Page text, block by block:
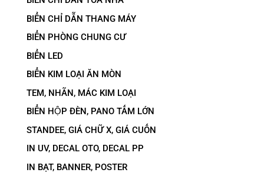
BIỂN CHỈ DẪN THANG MÁY
BIỂN PHÒNG CHUNG CƯ
BIỂN LED
BIỂN KIM LOẠI ĂN MÒN
TEM, NHÃN, MÁC KIM LOẠI
BIỂN HỘP ĐÈN, PANO TẤM LỚN
STANDEE, GIÁ CHỮ X, GIÁ CUỐN
IN UV, DECAL OTO, DECAL PP
IN BẠT, BANNER, POSTER